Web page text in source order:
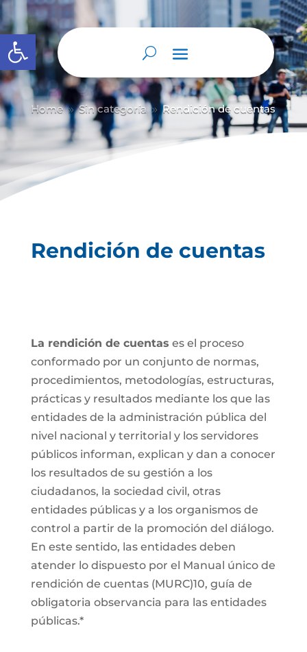
Abrir barra de herramientas
Home 9 Sin categoría 9 Rendición de cuentas
Rendición de cuentas
La rendición de cuentas es el proceso
conformado por un conjunto de normas,
procedimientos, metodologías, estructuras,
prácticas y resultados mediante los que las
entidades de la administración pública del
nivel nacional y territorial y los servidores
públicos informan, explican y dan a conocer
los resultados de su gestión a los
ciudadanos, la sociedad civil, otras
entidades públicas y a los organismos de
control a partir de la promoción del diálogo.
En este sentido, las entidades deben
atender lo dispuesto por el Manual único de
rendición de cuentas (MURC)10, guía de
obligatoria observancia para las entidades
públicas.*